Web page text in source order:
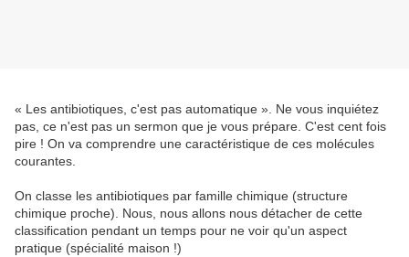
« Les antibiotiques, c'est pas automatique ». Ne vous inquiétez
pas, ce n'est pas un sermon que je vous prépare. C'est cent fois
pire ! On va comprendre une caractéristique de ces molécules
courantes.
On classe les antibiotiques par famille chimique (structure
chimique proche). Nous, nous allons nous détacher de cette
classification pendant un temps pour ne voir qu'un aspect
pratique (spécialité maison !)